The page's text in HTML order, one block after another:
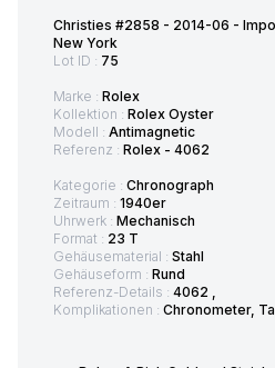
Christies #2858 - 2014-06 -
New York
Lot ID : 75
Marke : Rolex
Kollektion : Rolex Oyster
Modell : Antimagnetic
Referenz : Rolex - 4062
Kategorie : Chronograph
Zeitraum : 1940er
Uhrwerk : Mechanisch
Format : 23 T
Gehäusematerial : Stahl
Gehäuseform : Rund
Referenz-Details : 4062 ,
Komplikationen : Chronometer,